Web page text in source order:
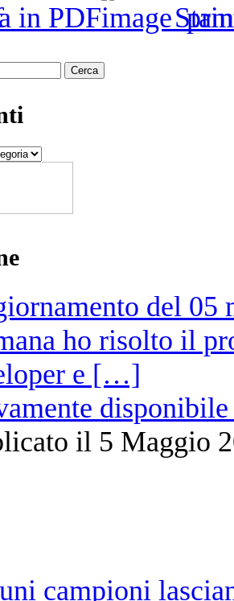
in PDF
il 5 Maggio